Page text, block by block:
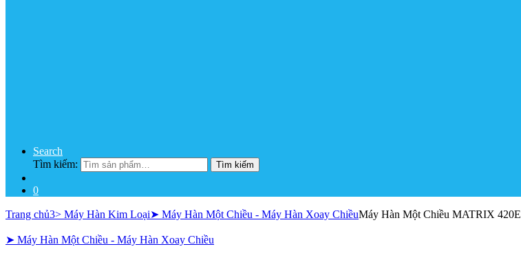
Search
Tìm kiếm:
Tìm kiếm
0
Trang chủ3> Máy Hàn Kim Loại➤ Máy Hàn Một Chiều - Máy Hàn Xoay ChiềuMáy Hàn Một Chiều MATRIX 420E
➤ Máy Hàn Một Chiều - Máy Hàn Xoay Chiều